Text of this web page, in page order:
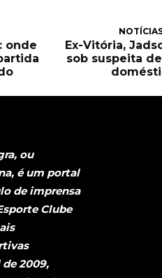
onde
Ex-Vitória,
sob suspeita
ou
é um portal
de imprensa
Clube
2009,